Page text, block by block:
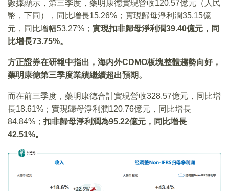
數據顯示，第三季度，藥明康德實現營收120.57億元（人民
幣，下同），同比增長15.26%；實現歸母淨利潤35.15億
元，同比增幅53.27%； 實現扣非歸母淨利潤39.40億元，同
比增長73.75%。
方正證券在研報中指出，海内外CDMO板塊整體趨勢向好，
藥明康德第三季度業績繼續超出預期。
而在前三季度，藥明康德合計實現營收328.57億元，同比增
長18.61%；實現歸母淨利潤120.76億元，同比增長
84.84%； 扣非歸母淨利潤為95.22億元，同比增長
42.51%。